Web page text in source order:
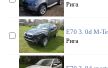
Рига
E70 3. 0d M-
Рига